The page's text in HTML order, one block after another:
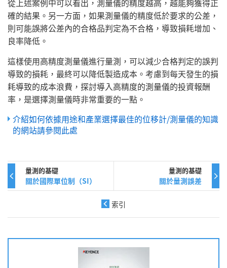
從上述案例中可以看出，測量儀的精度越高，越能夠獲得正
確的結果。另一方面，如果測量儀的精度低於要求的公差，
則可能誤將公差內的合格品判定為不合格，導致損耗增加、
良率降低。
這樣使用高精度測量儀進行量測，可以減少合格判定的誤判
導致的損耗，最終可以降低製造成本。考慮到每天發生的損
耗導致的成本浪費，探討導入高精度的測量儀的投資報酬
率，是選擇測量儀時非常重要的一點。
介紹如何依據用途和產業選擇最佳的位移計/測量儀的知識
的網站請參閱此處
量測的基礎
關於國際單位制（SI）
量測的基礎
關於量測誤差
索引